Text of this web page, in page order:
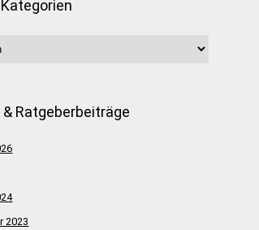
& Ratgeberbeiträge
2023